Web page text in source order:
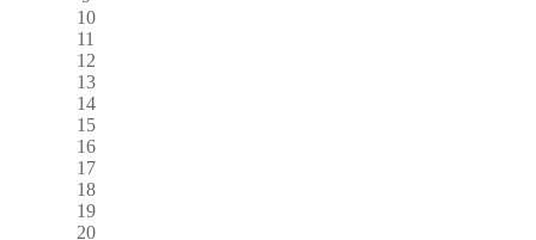
10
11
12
13
14
15
16
17
18
19
20